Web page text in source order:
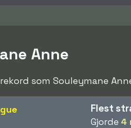
Anne
som Souleymane
Flest
Gjorde 4